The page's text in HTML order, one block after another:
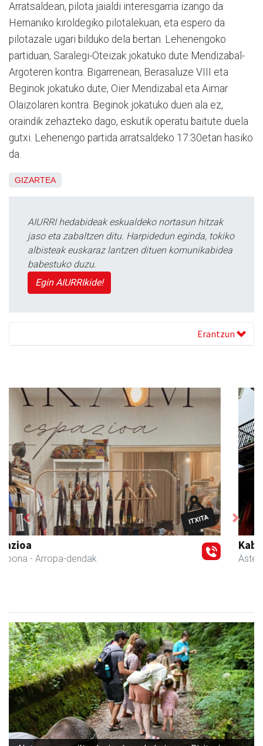
Arratsaldean, pilota jaialdi interesgarria izango da
Hernaniko kiroldegiko pilotalekuan, eta espero da
pilotazale ugari bilduko dela bertan. Lehenengoko
partiduan, Saralegi-Oteizak jokatuko dute Mendizabal-
Argoteren kontra. Bigarrenean, Berasaluze VIII eta
Beginok jokatuko dute, Oier Mendizabal eta Aimar
Olaizolaren kontra. Beginok jokatuko duen ala ez,
oraindik zehazteko dago, eskutik operatu baitute duela
gutxi. Lehenengo partida arratsaldeko 17:30etan hasiko
da.
GIZARTEA
AIURRI hedabideak eskualdeko nortasun hitzak
jaso eta zabaltzen ditu. Harpidedun eginda, tokiko
albisteak euskaraz lantzen dituen komunikabidea
babestuko duzu.
Egin AIURRIkide!
Erantzun
Kabela
Asteasu - Gozotegiak
Previous Next